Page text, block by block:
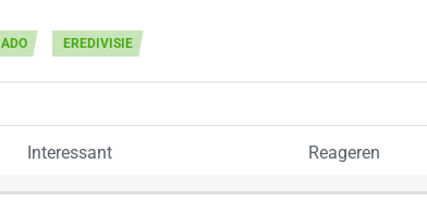
ADO EREDIVISIE
Interessant Reageren